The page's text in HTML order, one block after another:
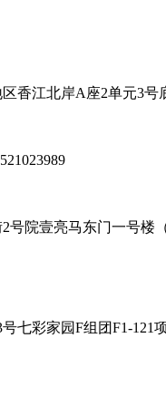
香江北岸A座2单元3号
号院壹亮马东门一号楼
七彩家园F组团F1-121